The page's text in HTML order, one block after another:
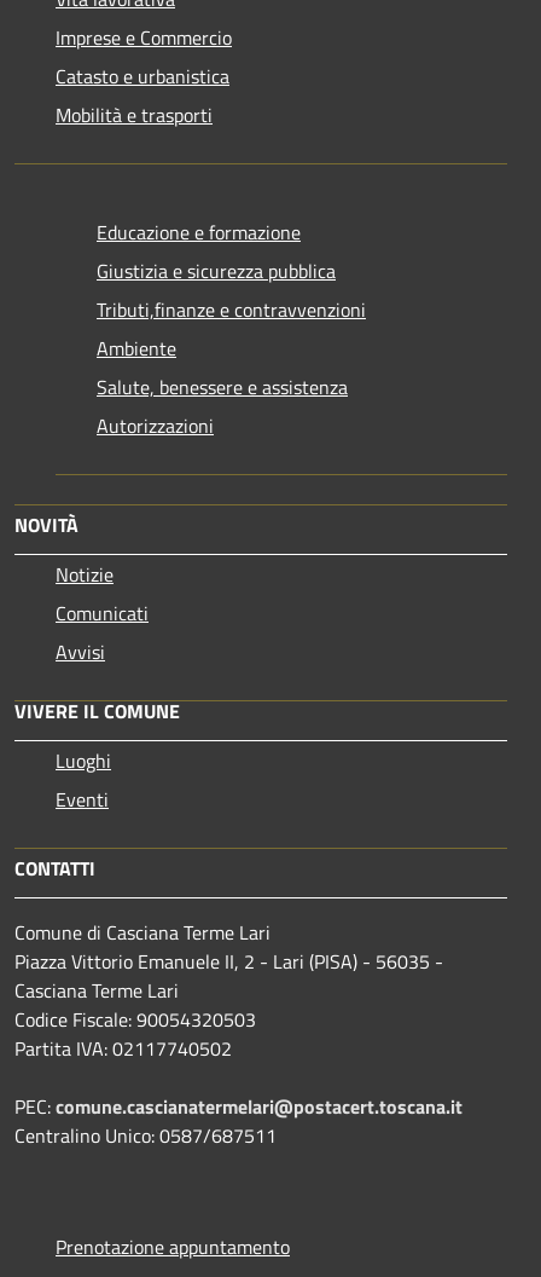
Imprese e Commercio
Catasto e urbanistica
Mobilità e trasporti
Educazione e formazione
Giustizia e sicurezza pubblica
Tributi,finanze e contravvenzioni
Ambiente
Salute, benessere e assistenza
Autorizzazioni
NOVITÀ
Notizie
Comunicati
Avvisi
VIVERE IL COMUNE
Luoghi
Eventi
CONTATTI
Comune di Casciana Terme Lari
Piazza Vittorio Emanuele II, 2 - Lari (PISA) - 56035 -
Casciana Terme Lari
Codice Fiscale: 90054320503
Partita IVA: 02117740502
PEC:comune.cascianatermelari@postacert.toscana.it
Centralino Unico: 0587/687511
Prenotazione appuntamento